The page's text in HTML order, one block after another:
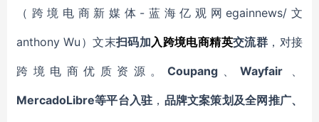
（跨境电商新媒体 -蓝海亿观网egainnews/文
anthony Wu ）文末扫码加 入 跨境电商精英交流群 ，对接
跨境电商优质资源。 Coupang、 Wayfair
MercadoLibre等平台入驻 ， 品牌文案策划及全网推广、